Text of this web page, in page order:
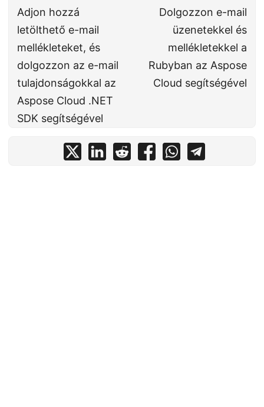
Adjon hozzá
letölthető e-mail
mellékleteket, és
dolgozzon az e-mail
tulajdonságokkal az
Aspose Cloud .NET
SDK segítségével
Dolgozzon e-mail
üzenetekkel és
mellékletekkel a
Rubyban az Aspose
Cloud segítségével